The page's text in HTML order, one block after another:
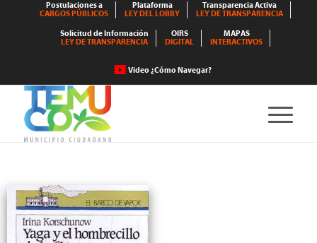
Postulaciones a
CARGOS PÚBLICOS
Plataforma
LEY DEL LOBBY
Transparencia Activa
LEY DE TRANSPARENCIA
Solicitud de Información
LEY DE TRANSPARENCIA
OIRS
DIGITAL
MAPAS
INTERACTIVOS
Video ¿Cómo Navegar?